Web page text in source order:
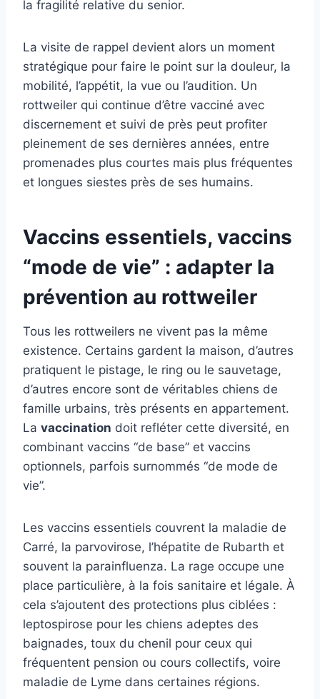
la fragilité relative du senior.
La visite de rappel devient alors un moment
stratégique pour faire le point sur la douleur, la
mobilité, l’appétit, la vue ou l’audition. Un
rottweiler qui continue d’être vacciné avec
discernement et suivi de près peut profiter
pleinement de ses dernières années, entre
promenades plus courtes mais plus fréquentes
et longues siestes près de ses humains.
Vaccins essentiels, vaccins
“mode de vie” : adapter la
prévention au rottweiler
Tous les rottweilers ne vivent pas la même
existence. Certains gardent la maison, d’autres
pratiquent le pistage, le ring ou le sauvetage,
d’autres encore sont de véritables chiens de
famille urbains, très présents en appartement.
La vaccination doit refléter cette diversité, en
combinant vaccins “de base” et vaccins
optionnels, parfois surnommés “de mode de
vie”.
Les vaccins essentiels couvrent la maladie de
Carré, la parvovirose, l’hépatite de Rubarth et
souvent la parainfluenza. La rage occupe une
place particulière, à la fois sanitaire et légale. À
cela s’ajoutent des protections plus ciblées :
leptospirose pour les chiens adeptes des
baignades, toux du chenil pour ceux qui
fréquentent pension ou cours collectifs, voire
maladie de Lyme dans certaines régions.